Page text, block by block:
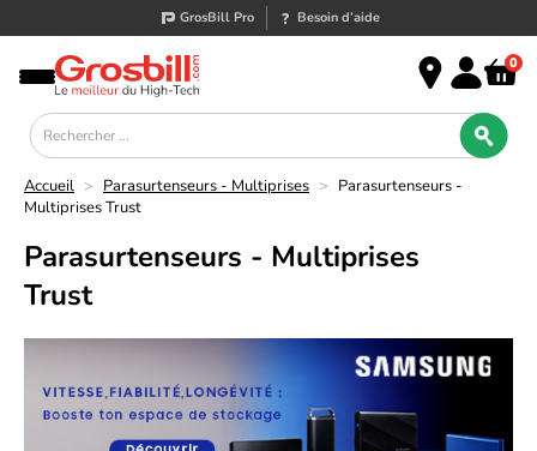
GrosBill Pro Besoin d’aide
0
Accueil > Parasurtenseurs - Multiprises > Parasurtenseurs -
Multiprises Trust
Parasurtenseurs - Multiprises
Trust